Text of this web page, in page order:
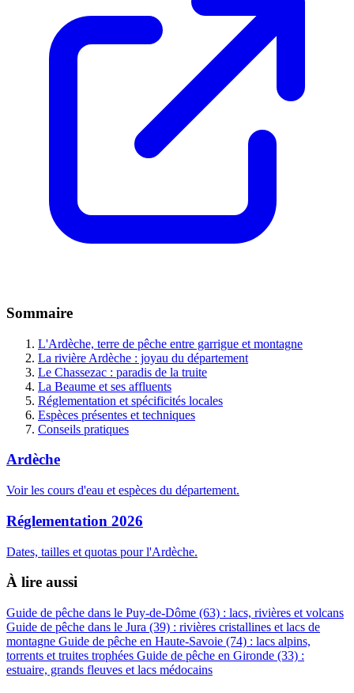
Sommaire
L'Ardèche, terre de pêche entre garrigue et montagne
La rivière Ardèche : joyau du département
Le Chassezac : paradis de la truite
La Beaume et ses affluents
Réglementation et spécificités locales
Espèces présentes et techniques
Conseils pratiques
Ardèche
Voir les cours d'eau et espèces du département.
Réglementation 2026
Dates, tailles et quotas pour l'Ardèche.
À lire aussi
Guide de pêche dans le Puy-de-Dôme (63) : lacs, rivières et volcans
Guide de pêche dans le Jura (39) : rivières cristallines et lacs de
montagne Guide de pêche en Haute-Savoie (74) : lacs alpins,
torrents et truites trophées Guide de pêche en Gironde (33) :
estuaire, grands fleuves et lacs médocains